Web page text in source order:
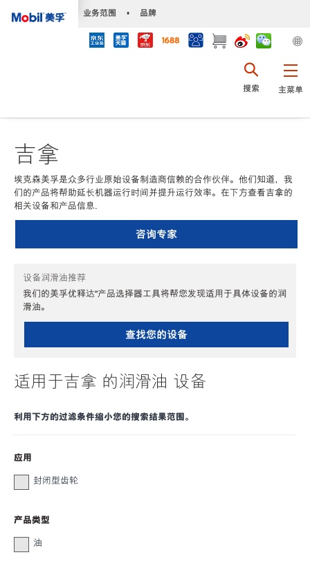
业务范围 • 品牌
主菜单
搜索
吉拿
埃克森美孚是众多行业原始设备制造商信赖的合作伙伴。他们知道，我
们的产品将帮助延长机器运行时间并提升运行效率。在下方查看吉拿的
相关设备和产品信息.
咨询专家
设备润滑油推荐
我们的美孚优释达℠产品选择器工具将帮您发现适用于具体设备的润
滑油。
查找您的设备
适用于吉拿 的润滑油 设备
利用下方的过滤条件缩小您的搜索结果范围。
应用
封闭型齿轮
产品类型
油